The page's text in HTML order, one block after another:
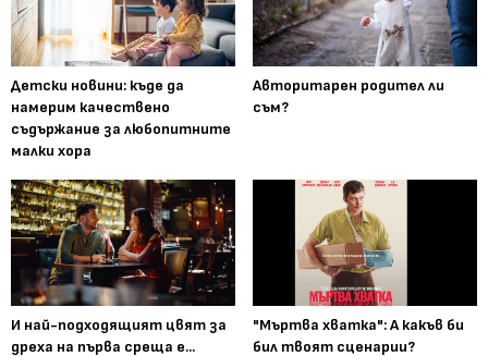
Детски новини: къде да
намерим качествено
съдържание за любопитните
малки хора
Авторитарен родител ли
съм?
И най-подходящият цвят за
дреха на първа среща е...
"Мъртва хватка": А какъв би
бил твоят сценарии?